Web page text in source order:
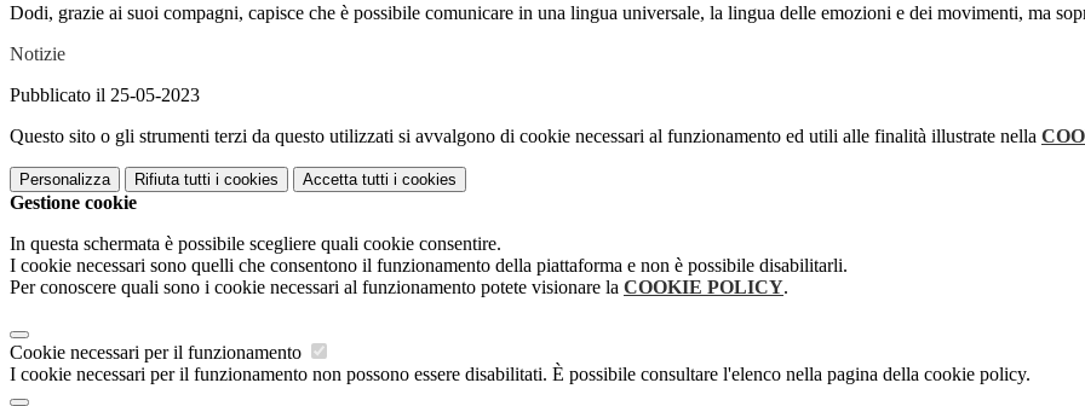
Dodi, grazie ai suoi compagni, capisce che è possibile comunicare in una lingua universale, la lingua delle emozioni e dei movimenti, ma
Notizie
Pubblicato il 25-05-2023
Questo sito o gli strumenti terzi da questo utilizzati si avvalgono di cookie necessari al funzionamento ed utili alle finalità illustrate nella
Personalizza Rifiuta tutti i cookies Accetta tutti i cookies
Gestione cookie
In questa schermata è possibile scegliere quali cookie consentire.
I cookie necessari sono quelli che consentono il funzionamento della piattaforma e non è possibile disabilitarli.
Per conoscere quali sono i cookie necessari al funzionamento potete visionare la COOKIE POLICY.
Cookie necessari per il funzionamento
I cookie necessari per il funzionamento non possono essere disabilitati. È possibile consultare l'elenco nella pagina della cookie policy.